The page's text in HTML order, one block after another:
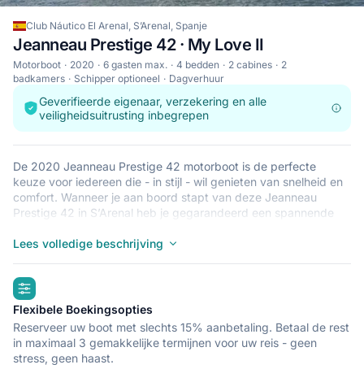
Club Náutico El Arenal, S’Arenal, Spanje
Jeanneau Prestige 42 · My Love II
Motorboot 2020 6 gasten max. 4 bedden 2 cabines
2
badkamers
Schipper optioneel Dagverhuur
Geverifieerde eigenaar, verzekering en alle
veiligheidsuitrusting inbegrepen
De 2020 Jeanneau Prestige 42 motorboot is de perfecte
keuze voor iedereen die - in stijl - wil genieten van snelheid en
comfort. Wanneer je aan boord stapt van deze Jeanneau
Prestige 42 in S’Arenal heb je gegarandeerd een spannende
Prestige 42 heeft plek voor wel 6 personen en is de ideale
sporen. De Jeanneau Prestige 42 ligt in Club Náutico El Arenal,
S’Arenal, wat een perfect startpunt is om S’Arenal te ontdekken
op je motorboot.
Lees volledige beschrijving
highlights
Flexibele Boekingsopties
Reserveer uw boot met slechts 15% aanbetaling. Betaal de rest
in maximaal 3 gemakkelijke termijnen voor uw reis - geen
stress, geen haast.